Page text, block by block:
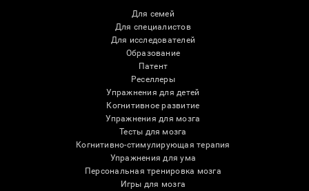
Для семей
Для специалистов
Для исследователей
Образование
Патент
Реселлеры
Упражнения для детей
Когнитивное развитие
Упражнения для мозга
Тесты для мозга
Когнитивно-стимулирующая терапия
Упражнения для ума
Персональная тренировка мозга
Игры для мозга